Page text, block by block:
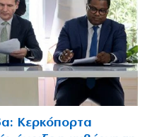
Κερκόπορτα